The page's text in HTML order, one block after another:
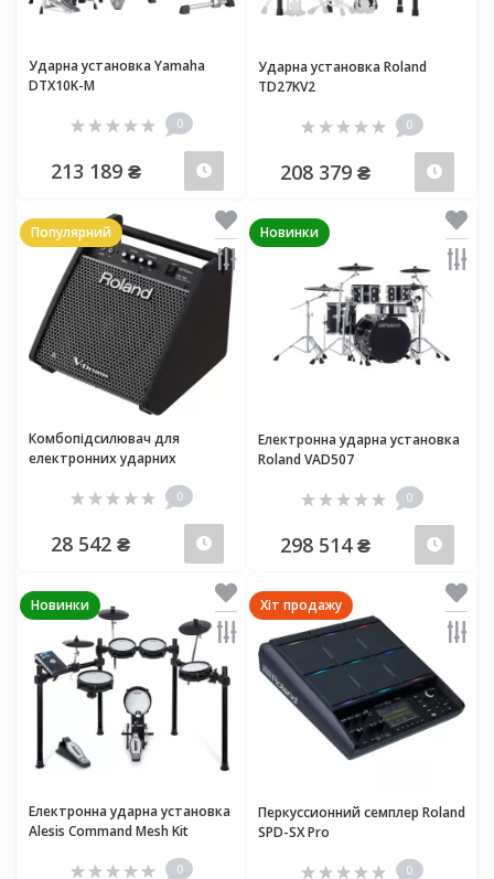
Ударна установка Yamaha
DTX10K-M
0
213 189 ₴ Передзамовлення
Ударна установка Roland
TD27KV2
0
208 379 ₴
Популярний
Комбопідсилювач для
електронних ударних
0
28 542 ₴ Передзамовлення
Новинки
Електронна ударна установка
Roland VAD507
0
298 514 ₴
Новинки
Електронна ударна установка
Alesis Command Mesh Kit
0
Хіт продажу
Перкуссионний семплер Roland
SPD-SX Pro
0